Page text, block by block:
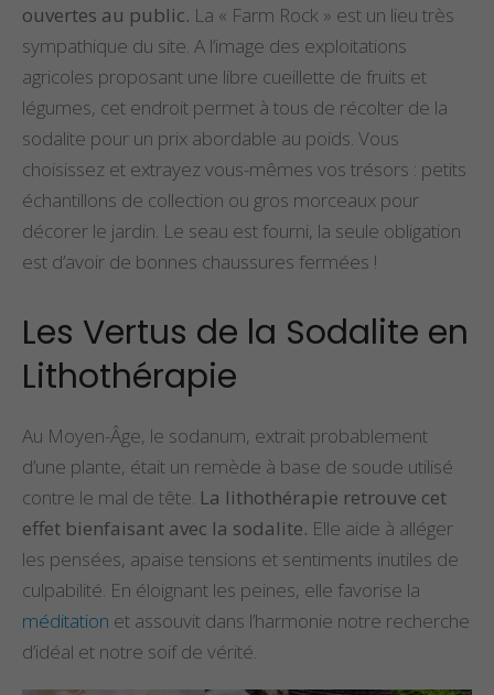
ouvertes au public. La « Farm Rock » est un lieu très
sympathique du site. A l’image des exploitations
agricoles proposant une libre cueillette de fruits et
légumes, cet endroit permet à tous de récolter de la
sodalite pour un prix abordable au poids. Vous
choisissez et extrayez vous-mêmes vos trésors : petits
échantillons de collection ou gros morceaux pour
décorer le jardin. Le seau est fourni, la seule obligation
est d’avoir de bonnes chaussures fermées !
Les Vertus de la Sodalite en
Lithothérapie
Au Moyen-Âge, le sodanum, extrait probablement
d’une plante, était un remède à base de soude utilisé
contre le mal de tête. La lithothérapie retrouve cet
effet bienfaisant avec la sodalite. Elle aide à alléger
les pensées, apaise tensions et sentiments inutiles de
culpabilité. En éloignant les peines, elle favorise la
méditation et assouvit dans l’harmonie notre recherche
d’idéal et notre soif de vérité.